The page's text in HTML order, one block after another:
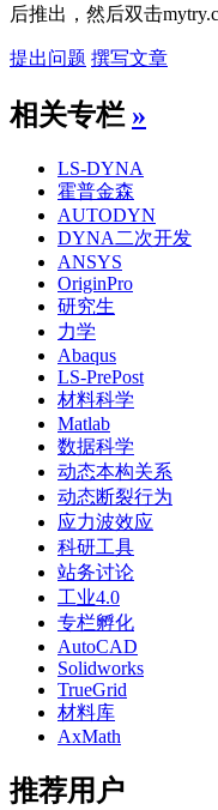
后推出，然后双击
提出问题 撰写文章
相关专栏 »
LS-DYNA
霍普金森
AUTODYN
DYNA二次开发
ANSYS
OriginPro
研究生
力学
Abaqus
LS-PrePost
材料科学
Matlab
数据科学
动态本构关系
动态断裂行为
应力波效应
科研工具
站务讨论
工业4.0
专栏孵化
AutoCAD
Solidworks
TrueGrid
材料库
AxMath
推荐用户